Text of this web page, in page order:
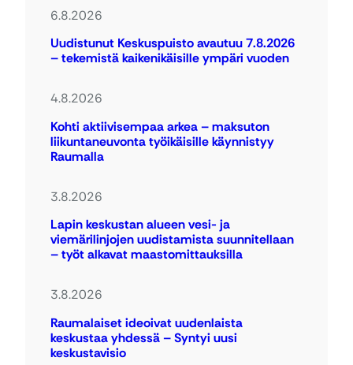
6.8.2026
Uudistunut Keskuspuisto avautuu 7.8.2026
– tekemistä kaikenikäisille ympäri vuoden
4.8.2026
Kohti aktiivisempaa arkea – maksuton
liikuntaneuvonta työikäisille käynnistyy
Raumalla
3.8.2026
Lapin keskustan alueen vesi- ja
viemärilinjojen uudistamista suunnitellaan
– työt alkavat maastomittauksilla
3.8.2026
Raumalaiset ideoivat uudenlaista
keskustaa yhdessä – Syntyi uusi
keskustavisio